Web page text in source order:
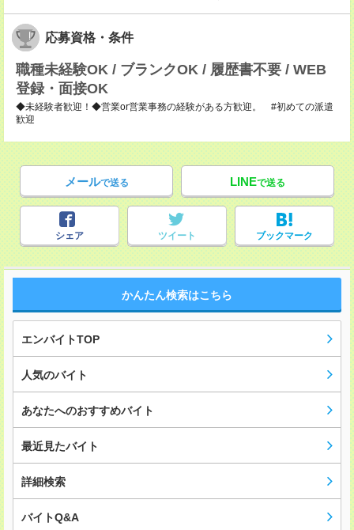
応募資格・条件
職種未経験OK / ブランクOK / 履歴書不要 / WEB
登録・面接OK
◆未経験者歓迎！◆営業or営業事務の経験がある方歓迎。 #初めての派遣
歓迎
メールで送る LINEで送る
シェア ツイート ブックマーク
かんたん検索はこちら
エンバイトTOP
人気のバイト
あなたへのおすすめバイト
最近見たバイト
詳細検索
バイトQ&A